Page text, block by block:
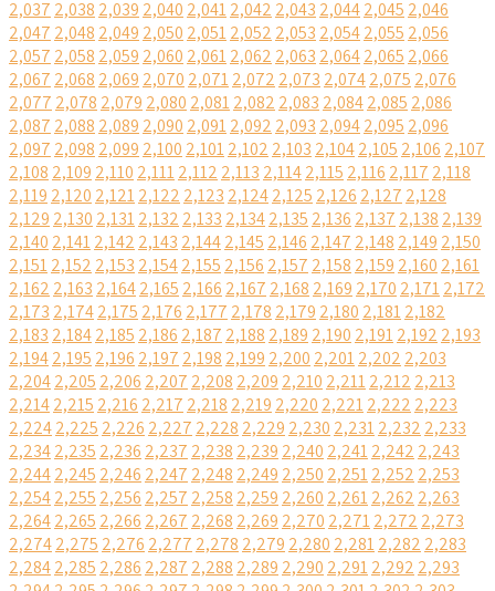
2,037 2,038 2,039 2,040 2,0412,042 2,043 2,0442,045 2,046
2,047 2,048 2,049 2,050 2,0512,052 2,053 2,0542,055 2,056
2,057 2,058 2,059 2,060 2,0612,062 2,063 2,0642,065 2,066
2,067 2,068 2,069 2,070 2,0712,072 2,073 2,0742,075 2,076
2,077 2,078 2,079 2,080 2,0812,082 2,083 2,0842,085 2,086
2,087 2,088 2,089 2,090 2,0912,092 2,093 2,0942,095 2,096
2,097 2,098 2,099 2,100 2,1012,102 2,103 2,1042,105 2,106 2,107
2,108 2,109 2,110 2,1112,112 2,113 2,1142,115 2,116 2,117 2,118
2,119 2,120 2,1212,122 2,123 2,1242,125 2,126 2,127 2,128
2,129 2,130 2,1312,132 2,133 2,1342,135 2,136 2,137 2,138 2,139
2,140 2,1412,142 2,143 2,1442,145 2,146 2,147 2,148 2,149 2,150
2,1512,152 2,153 2,1542,155 2,156 2,157 2,158 2,159 2,160 2,161
2,162 2,163 2,1642,165 2,166 2,167 2,168 2,169 2,170 2,1712,172
2,173 2,1742,175 2,176 2,177 2,178 2,179 2,180 2,1812,182
2,183 2,1842,185 2,186 2,187 2,188 2,189 2,190 2,1912,192 2,193
2,1942,195 2,196 2,197 2,198 2,199 2,200 2,2012,202 2,203
2,2042,205 2,206 2,207 2,208 2,209 2,210 2,2112,212 2,213
2,2142,215 2,216 2,217 2,218 2,219 2,220 2,2212,222 2,223
2,2242,225 2,226 2,227 2,228 2,229 2,230 2,2312,232 2,233
2,2342,235 2,236 2,237 2,238 2,239 2,240 2,2412,242 2,243
2,2442,245 2,246 2,247 2,248 2,249 2,250 2,2512,252 2,253
2,2542,255 2,256 2,257 2,258 2,259 2,260 2,2612,262 2,263
2,2642,265 2,266 2,267 2,268 2,269 2,270 2,2712,272 2,273
2,2742,275 2,276 2,277 2,278 2,279 2,280 2,2812,282 2,283
2,2842,285 2,286 2,287 2,288 2,289 2,290 2,2912,292 2,293